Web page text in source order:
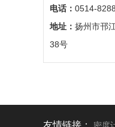
电话： 0514-
地址： 扬州市邗
38号
友情链接：